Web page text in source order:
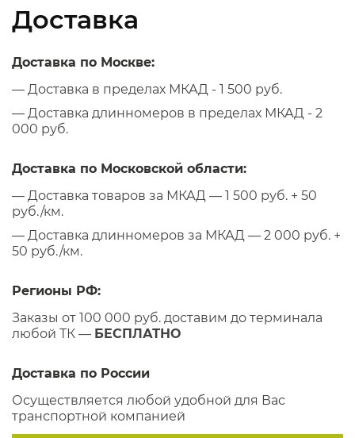
Доставка
Доставка по Москве:
— Доставка в пределах МКАД - 1 500 руб.
— Доставка длинномеров в пределах МКАД - 2
000 руб.
Доставка по Московской области:
— Доставка товаров за МКАД — 1 500 руб. + 50
руб./км.
— Доставка длинномеров за МКАД — 2 000 руб. +
50 руб./км.
Регионы РФ:
Заказы от 100 000 руб. доставим до терминала
любой ТК — БЕСПЛАТНО
Доставка по России
Осуществляется любой удобной для Вас
транспортной компанией